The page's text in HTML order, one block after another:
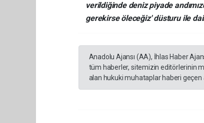
verildiğinde deniz piyade
gerekirse öleceğiz' düsturu ile
Anadolu Ajansı (AA), İhlas Haber
tüm haberler, sitemizin editörlerinin
alan hukuki muhataplar haberi